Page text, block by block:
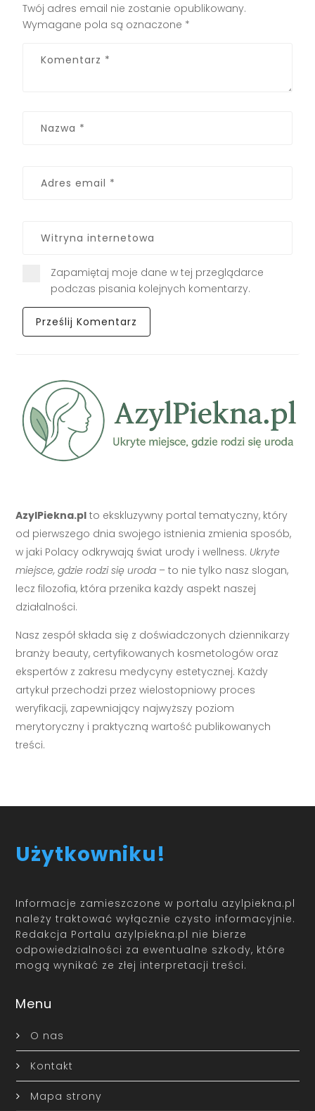
Twój adres email nie zostanie opublikowany.
Wymagane pola są oznaczone *
Zapamiętaj moje dane w tej przeglądarce
podczas pisania kolejnych komentarzy.
AzylPiekna.pl to ekskluzywny portal tematyczny, który
od pierwszego dnia swojego istnienia zmienia sposób,
w jaki Polacy odkrywają świat urody i wellness. Ukryte
miejsce, gdzie rodzi się uroda – to nie tylko nasz slogan,
lecz filozofia, która przenika każdy aspekt naszej
działalności.
Nasz zespół składa się z doświadczonych dziennikarzy
branży beauty, certyfikowanych kosmetologów oraz
ekspertów z zakresu medycyny estetycznej. Każdy
artykuł przechodzi przez wielostopniowy proces
weryfikacji, zapewniający najwyższy poziom
merytoryczny i praktyczną wartość publikowanych
treści.
Użytkowniku!
Informacje zamieszczone w portalu azylpiekna.pl
należy traktować wyłącznie czysto informacyjnie.
Redakcja Portalu azylpiekna.pl nie bierze
odpowiedzialności za ewentualne szkody, które
mogą wynikać ze złej interpretacji treści.
Menu
O nas
Kontakt
Mapa strony